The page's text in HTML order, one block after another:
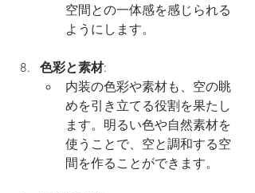
空間との一体感を感じられる
ようにします。
色彩と素材:
内装の色彩や素材も、空の眺
めを引き立てる役割を果たし
ます。明るい色や自然素材を
使うことで、空と調和する空
間を作ることができます。